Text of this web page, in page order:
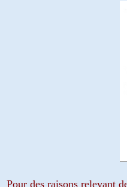
Pour des raisons relevant